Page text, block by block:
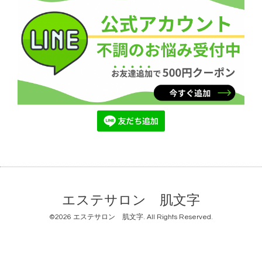
エステサロン 肌文字
©2026 エステサロン 肌文字. All Rights Reserved.